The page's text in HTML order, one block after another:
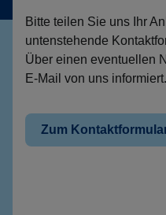
Bitte teilen Sie uns Ihr
untenstehende
Über einen eventuellen
E-Mail von uns informiert.
Zum